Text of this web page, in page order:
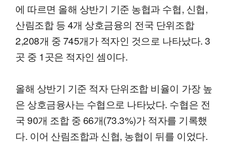
에 따르면 올해 상반기 기준 농협과 수협, 신협,
산림조합 등 4개 상호금융의 전국 단위조합
2,208개 중 745개가 적자인 것으로 나타났다. 3
곳 중 1곳은 적자인 셈이다.
올해 상반기 기준 적자 단위조합 비율이 가장 높
은 상호금융사는 수협으로 나타났다. 수협은 전
국 90개 조합 중 66개(73.3%)가 적자를 기록했
다. 이어 산림조합과 신협, 농협이 뒤를 이었다.